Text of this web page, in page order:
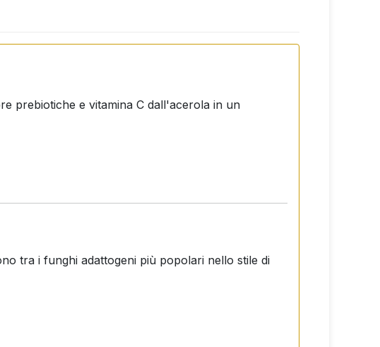
prebiotiche e vitamina C dall'acerola in un
tra i funghi adattogeni più popolari nello stile di